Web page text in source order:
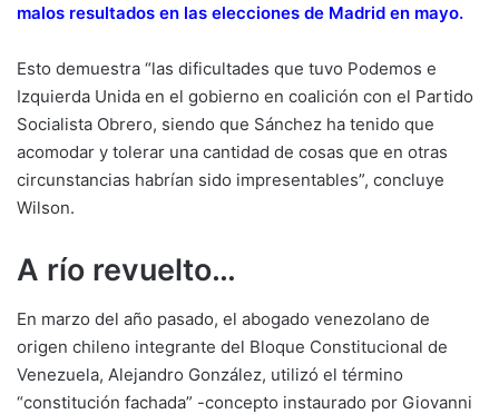
malos resultados en las elecciones de Madrid en mayo.
Esto demuestra “las dificultades que tuvo Podemos e
Izquierda Unida en el gobierno en coalición con el Partido
Socialista Obrero, siendo que Sánchez ha tenido que
acomodar y tolerar una cantidad de cosas que en otras
circunstancias habrían sido impresentables”, concluye
Wilson.
A río revuelto…
En marzo del año pasado, el abogado venezolano de
origen chileno integrante del Bloque Constitucional de
Venezuela, Alejandro González, utilizó el término
“constitución fachada” -concepto instaurado por Giovanni